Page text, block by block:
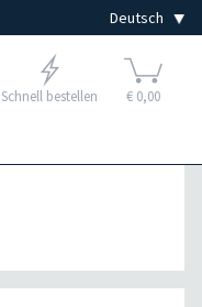
Schnell bestellen € 0,00